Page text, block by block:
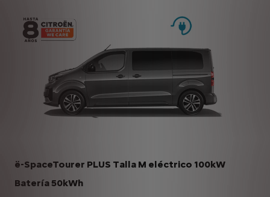
ë-SpaceTourer PLUS Talla M eléctrico 100kW
Batería 50kWh